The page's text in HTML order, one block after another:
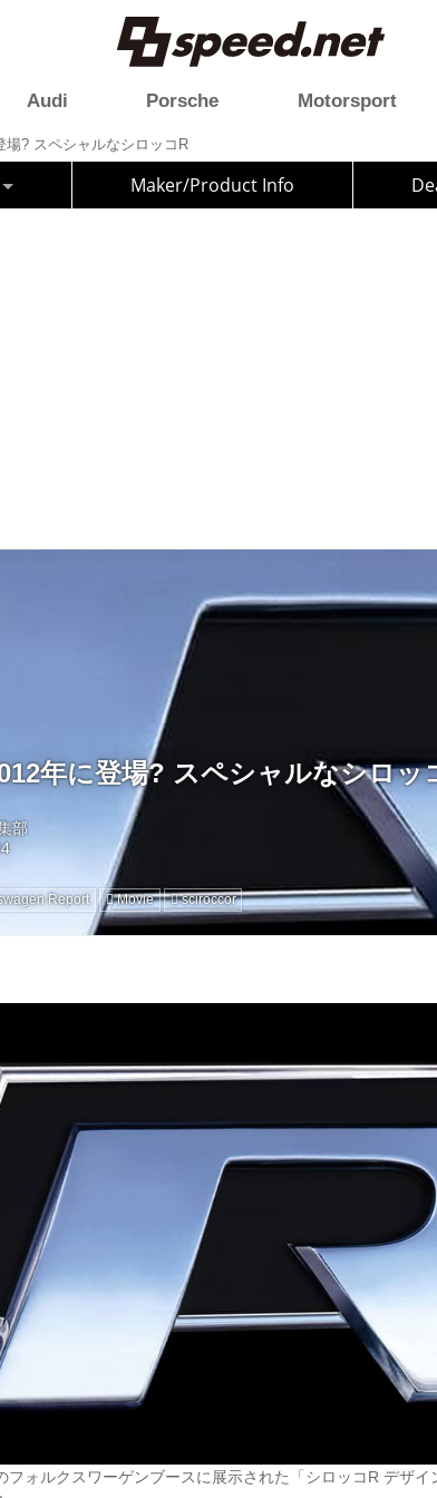
Audi Porsche Motorsport
場? スペシャルなシロッコR
Maker/Product Info
年に登場? スペシャルなシロッ
部
Report Movie sciroccor
フォルクスワーゲンブースに展示された「シロッコR デザ